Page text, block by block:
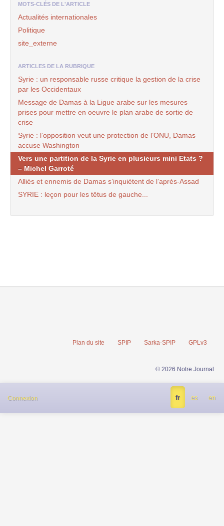
MOTS-CLÉS DE L'ARTICLE
Actualités internationales
Politique
site_externe
ARTICLES DE LA RUBRIQUE
Syrie : un responsable russe critique la gestion de la crise
par les Occidentaux
Message de Damas à la Ligue arabe sur les mesures
prises pour mettre en oeuvre le plan arabe de sortie de
crise
Syrie : l’opposition veut une protection de l’ONU, Damas
accuse Washington
Vers une partition de la Syrie en plusieurs mini Etats ?
– Michel Garroté
Alliés et ennemis de Damas s’inquiètent de l’après-Assad
SYRIE : leçon pour les têtus de gauche...
Plan du site SPIP Sarka-SPIP GPLv3
© 2026 Notre Journal
Connexion fr es en